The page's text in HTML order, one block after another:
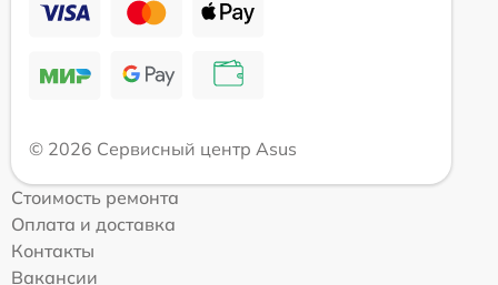
© 2026 Сервисный центр Asus
Стоимость ремонта
Оплата и доставка
Контакты
Вакансии